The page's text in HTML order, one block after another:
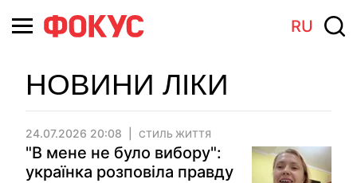
RU
НОВИНИ ЛІКИ
24.07.2026 20:08 СТИЛЬ ЖИТТЯ
"В мене не було вибору":
українка розповіла правду